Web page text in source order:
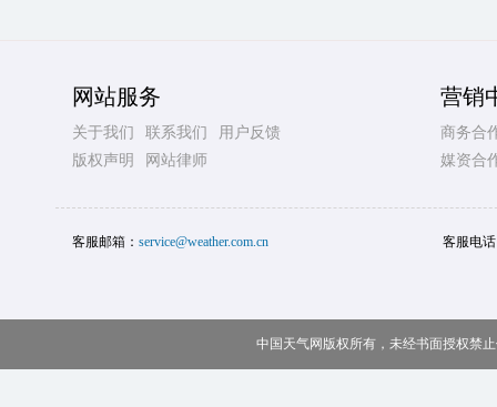
网站服务
关于我们 联系我们
用户反馈
版权声明
网站律师
营销
商务合
媒资合
客服邮箱： service@weather.com.cn 客服电
中国天气网版权所有，未经书面授权